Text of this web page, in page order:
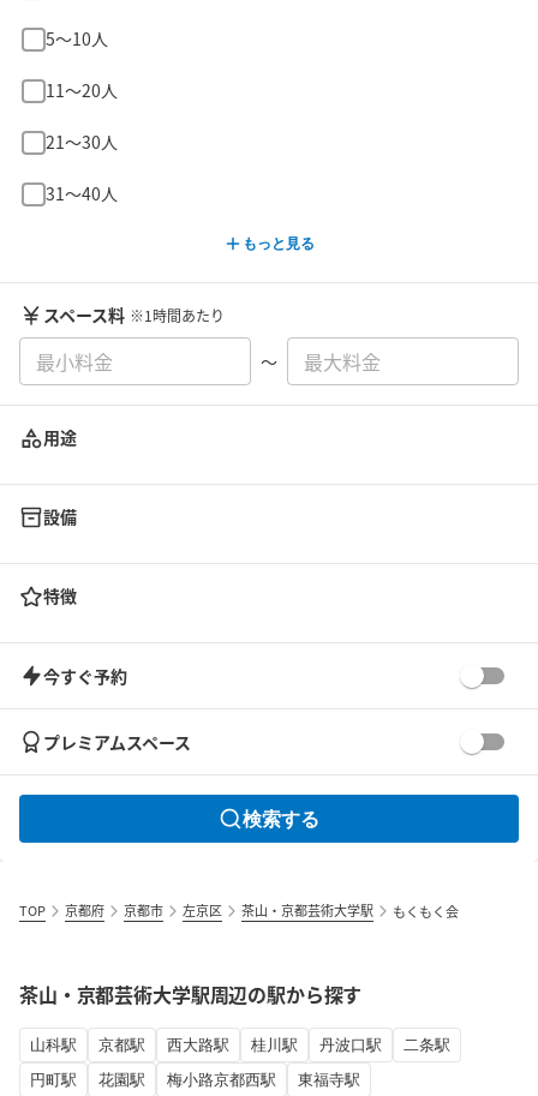
5〜10人
11〜20人
21〜30人
31〜40人
もっと見る
スペース料 ※1時間あたり
〜
用途
設備
特徴
今すぐ予約
プレミアムスペース
検索する
TOP 京都府 京都市 左京区 茶山・京都芸術大学駅 もくもく会
茶山・京都芸術大学駅周辺の駅から探す
山科駅 京都駅 西大路駅 桂川駅 丹波口駅
二条駅
円町駅
花園駅 梅小路京都西駅 東福寺駅